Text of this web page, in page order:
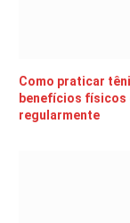
Como praticar
benefícios físicos
regularmente